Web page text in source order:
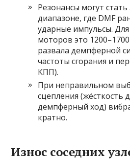
Резонансы могут
диапазоне, где DMF
ударные импульсы.
моторов это
развала демпферной
частоты сгорания и
КПП).
При неправильном
сцепления
демпферный ход)
кратно.
Износ соседних